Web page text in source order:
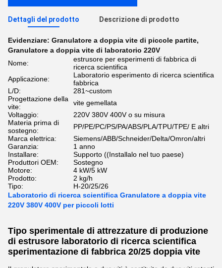
Dettagli del prodotto Descrizione di prodotto
Evidenziare: Granulatore a doppia vite di piccole partite,
Granulatore a doppia vite di laboratorio 220V
Nome:
estrusore per esperimenti di fabbrica di
ricerca scientifica
Applicazione:
Laboratorio esperimento di ricerca scientifica
fabbrica
L/D:
281~custom
Progettazione della
vite:
vite gemellata
Voltaggio:
220V 380V 400V o su misura
Materia prima di
sostegno:
PP/PE/PC/PS/PA/ABS/PLA/TPU/TPE/ E altri
Marca elettrica:
Siemens/ABB/Schneider/Delta/Omron/altri
Garanzia:
1 anno
Installare:
Supporto ((Installalo nel tuo paese)
Produttori OEM:
Sostegno
Motore:
4 kW/5 kW
Prodotto:
2 kg/h
Tipo:
H-20/25/26
Laboratorio di ricerca scientifica Granulatore a doppia vite
220V 380V 400V per piccoli lotti
Tipo sperimentale di attrezzature di produzione
di estrusore laboratorio di ricerca scientifica
sperimentazione di fabbrica 20/25 doppia vite